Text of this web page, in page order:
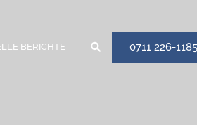
BERICHTE 0711 226-1185